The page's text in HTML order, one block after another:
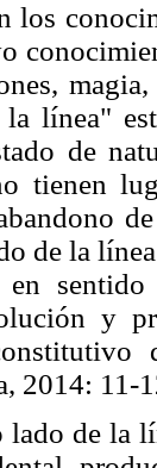
los
la línea"
de
tienen
de la
en
y
2014: 11-
lado de la